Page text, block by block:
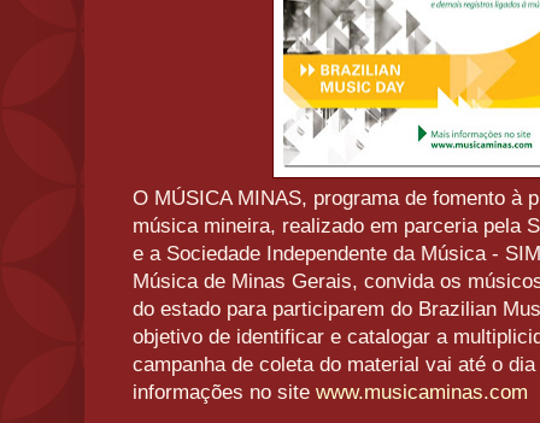
O MÚSICA MINAS, programa de fomento à
música mineira, realizado em parceria pela
e a Sociedade Independente da Música -
Música de Minas Gerais, convida os
do estado para participarem do Brazilian
objetivo de identificar e catalogar a
campanha de coleta do material vai até o
informações no site www.musicaminas.com